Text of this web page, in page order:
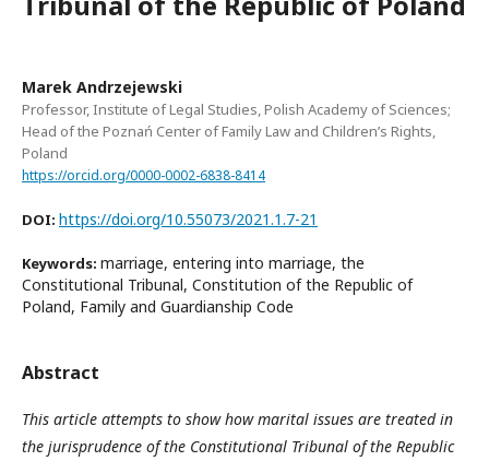
Marek Andrzejewski
Professor, Institute of Legal Studies, Polish Academy of Sciences;
Head of the Poznań Center of Family Law and Children’s Rights,
Poland
https://orcid.org/0000-0002-6838-8414
DOI: https://doi.org/10.55073/2021.1.7-21
Keywords: marriage, entering into marriage, the
Constitutional Tribunal, Constitution of the Republic of
Poland, Family and Guardianship Code
Abstract
This article attempts to show how marital issues are treated in
the jurisprudence of the Constitutional Tribunal of the Republic